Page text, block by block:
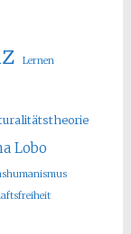
Lernen
Lobo